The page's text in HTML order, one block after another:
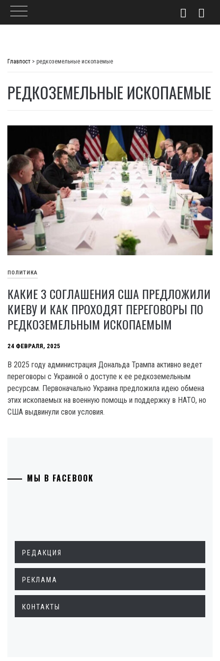
Главпост > редкоземельные ископаемые
РЕДКОЗЕМЕЛЬНЫЕ ИСКОПАЕМЫЕ
ПОЛИТИКА
КАКИЕ 3 СОГЛАШЕНИЯ США ПРЕДЛОЖИЛИ
КИЕВУ И КАК ПРОХОДЯТ ПЕРЕГОВОРЫ ПО
РЕДКОЗЕМЕЛЬНЫМ ИСКОПАЕМЫМ
24 ФЕВРАЛЯ, 2025
В 2025 году администрация Дональда Трампа активно ведет
переговоры с Украиной о доступе к ее редкоземельным
ресурсам. Первоначально Украина предложила идею обмена
этих ископаемых на военную помощь и поддержку в НАТО, но
США выдвинули свои условия.
МЫ В FACEBOOK
РЕДАКЦИЯ
РЕКЛАМА
КОНТАКТЫ